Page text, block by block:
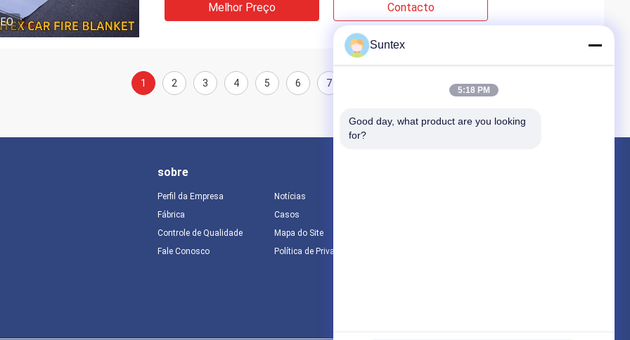
Melhor Preço Contacto
1 2 3 4 5 6 7
sobre
Perfil da Empresa
Fábrica
Controle de Qualidade
Fale Conosco
Notícias
Casos
Mapa do Site
Política de Privacidade
Suntex
5:18 PM
Good day, what product are you looking
for?